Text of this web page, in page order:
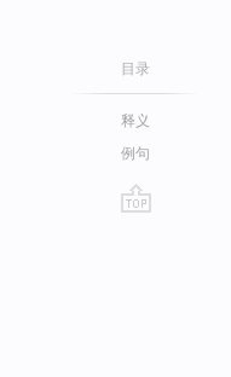
目录
释义
例句